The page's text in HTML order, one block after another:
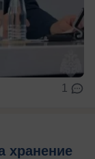
1
хранение